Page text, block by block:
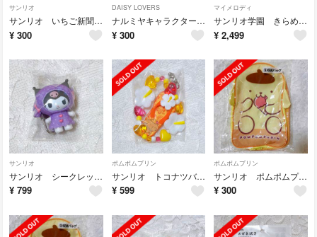
サンリオ
サンリオ いちご新聞 スマロイド
¥ 300
DAISY LOVERS
ナルミヤキャラクターズ刺繍缶バッジビスケット デイジーラヴァーズ ルッキー
¥ 300
マイメロディ
サンリオ学園 きらめき祭 シークレットストラップ マイメロディ
¥ 2,499
サンリオ
サンリオ シークレットちびっともシリーズ スイーツ クロミ
¥ 799
ポムポムプリン
サンリオ トコナツバケーション シークレットストラップ ポムポムプリン
¥ 599
ポムポムプリン
サンリオ ポムポムプリン あたりくじ 収納バッグ
¥ 300